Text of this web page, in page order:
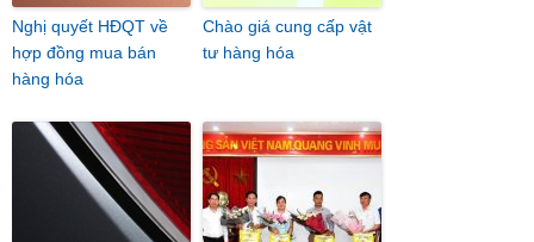
Nghị quyết HĐQT về
hợp đồng mua bán
hàng hóa
Chào giá cung cấp vật
tư hàng hóa